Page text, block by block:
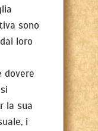
sono
loro
dovere
la sua
i